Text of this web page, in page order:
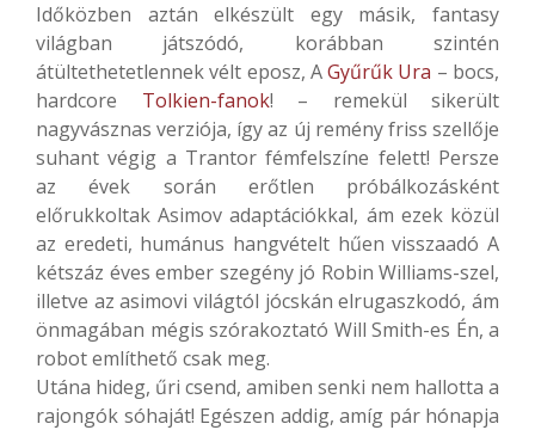
Időközben aztán elkészült egy másik, fantasy
világban játszódó, korábban szintén
átültethetetlennek vélt eposz, AGyűrűk Ura – bocs,
hardcore Tolkien-fanok! – remekül sikerült
nagyvásznas verziója, így az új remény friss szellője
suhant végig a Trantor fémfelszíne felett! Persze
az évek során erőtlen próbálkozásként
előrukkoltak Asimov adaptációkkal, ám ezek közül
az eredeti, humánus hangvételt hűen visszaadó A
kétszáz éves ember szegény jó Robin Williams-szel,
illetve az asimovi világtól jócskán elrugaszkodó, ám
önmagában mégis szórakoztató Will Smith-es Én, a
robot említhető csak meg.
Utána hideg, űri csend, amiben senki nem hallotta a
rajongók sóhaját! Egészen addig, amíg pár hónapja